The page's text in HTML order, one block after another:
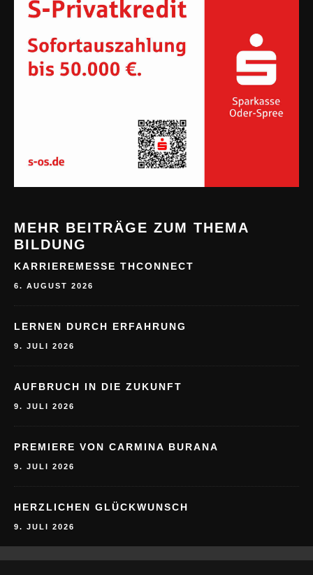
MEHR BEITRÄGE ZUM THEMA
BILDUNG
KARRIEREMESSE THCONNECT
6. AUGUST 2026
LERNEN DURCH ERFAHRUNG
9. JULI 2026
AUFBRUCH IN DIE ZUKUNFT
9. JULI 2026
PREMIERE VON CARMINA BURANA
9. JULI 2026
HERZLICHEN GLÜCKWUNSCH
9. JULI 2026